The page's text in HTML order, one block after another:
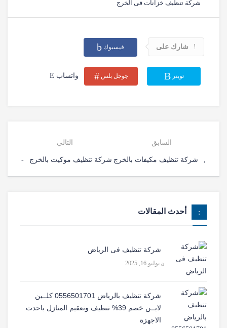
شركة تنظيف خزانات فى الخرج
شارك على فيسبوك
تويتر جوجل بلس واتساب
السابق
شركة تنظيف مكيفات بالخرج
التالي
شركة تنظيف موكيت بالخرج
أحدث المقالات
شركة تنظيف فى الرياض
يوليو 16, 2025
شركة تنظيف بالرياض 0556501701 كلــين
لايــن خصم 39% تنظيف وتعقيم المنازل باحدث
الاجهزة